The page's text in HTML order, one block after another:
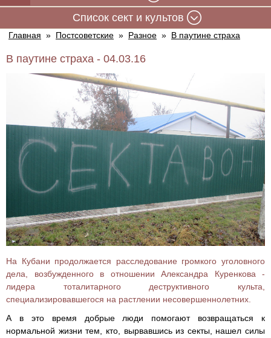
Cписок сект и культов
Главная » Постсоветские » Разное » В паутине страха
В паутине страха - 04.03.16
На Кубани продолжается расследование громкого уголовного
дела, возбужденного в отношении Александра Куренкова -
лидера тоталитарного деструктивного культа,
специализировавшегося на растлении несовершеннолетних.
А в это время добрые люди помогают возвращаться к
нормальной жизни тем, кто, вырвавшись из секты, нашел силы